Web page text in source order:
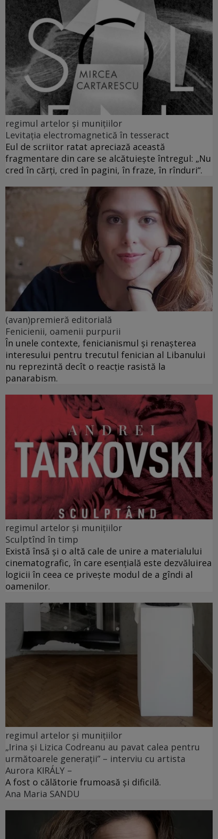
regimul artelor și munițiilor
Levitația electromagnetică în tesseract
Eul de scriitor ratat apreciază această
fragmentare din care se alcătuiește întregul: „Nu
cred în cărți, cred în pagini, în fraze, în rînduri“.
(avan)premieră editorială
Fenicienii, oamenii purpurii
În unele contexte, fenicianismul și renașterea
interesului pentru trecutul fenician al Libanului
nu reprezintă decît o reacție rasistă la
panarabism.
regimul artelor și munițiilor
Sculptînd în timp
Există însă şi o altă cale de unire a materialului
cinematografic, în care esenţială este dezvăluirea
logicii în ceea ce privește modul de a gîndi al
oamenilor.
regimul artelor și munițiilor
„Irina și Lizica Codreanu au pavat calea pentru
următoarele generații” – interviu cu artista
Aurora KIRÁLY –
A fost o călătorie frumoasă și dificilă.
Ana Maria SANDU